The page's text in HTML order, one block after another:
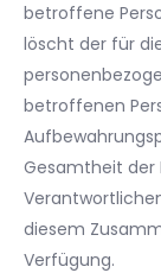
betroffene
löscht der für
betroffenen
Gesamtheit der
diesem
Verfügung.